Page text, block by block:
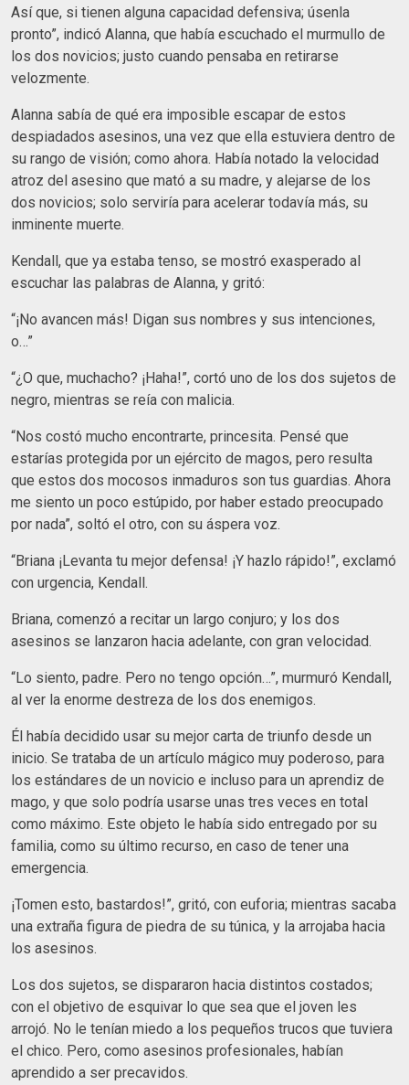
Así que, si tienen alguna capacidad defensiva; úsenla
pronto”, indicó Alanna, que había escuchado el murmullo de
los dos novicios; justo cuando pensaba en retirarse
velozmente.
Alanna sabía de qué era imposible escapar de estos
despiadados asesinos, una vez que ella estuviera dentro de
su rango de visión; como ahora. Había notado la velocidad
atroz del asesino que mató a su madre, y alejarse de los
dos novicios; solo serviría para acelerar todavía más, su
inminente muerte.
Kendall, que ya estaba tenso, se mostró exasperado al
escuchar las palabras de Alanna, y gritó:
“¡No avancen más! Digan sus nombres y sus intenciones,
o…”
“¿O que, muchacho? ¡Haha!”, cortó uno de los dos sujetos de
negro, mientras se reía con malicia.
“Nos costó mucho encontrarte, princesita. Pensé que
estarías protegida por un ejército de magos, pero resulta
que estos dos mocosos inmaduros son tus guardias. Ahora
me siento un poco estúpido, por haber estado preocupado
por nada”, soltó el otro, con su áspera voz.
“Briana ¡Levanta tu mejor defensa! ¡Y hazlo rápido!”, exclamó
con urgencia, Kendall.
Briana, comenzó a recitar un largo conjuro; y los dos
asesinos se lanzaron hacia adelante, con gran velocidad.
“Lo siento, padre. Pero no tengo opción…”, murmuró Kendall,
al ver la enorme destreza de los dos enemigos.
Él había decidido usar su mejor carta de triunfo desde un
inicio. Se trataba de un artículo mágico muy poderoso, para
los estándares de un novicio e incluso para un aprendiz de
mago, y que solo podría usarse unas tres veces en total
como máximo. Este objeto le había sido entregado por su
familia, como su último recurso, en caso de tener una
emergencia.
¡Tomen esto, bastardos!”, gritó, con euforia; mientras sacaba
una extraña figura de piedra de su túnica, y la arrojaba hacia
los asesinos.
Los dos sujetos, se dispararon hacia distintos costados;
con el objetivo de esquivar lo que sea que el joven les
arrojó. No le tenían miedo a los pequeños trucos que tuviera
el chico. Pero, como asesinos profesionales, habían
aprendido a ser precavidos.